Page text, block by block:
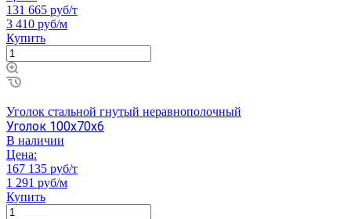
131 665 руб/т
3 410 руб/м
Купить
Уголок стальной гнутый неравнополочный
Уголок 100х70х6
В наличии
Цена:
167 135 руб/т
1 291 руб/м
Купить